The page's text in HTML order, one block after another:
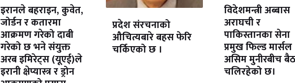
इरानले बहराइन, कुवेत,
जोर्डन र कतारमा
आक्रमण गरेको दाबी
गरेको छ भने संयुक्त
अरब इमिरेट्स (यूएई)ले
इरानी क्षेप्यास्त्र र ड्रोन
प्रदेश संरचनाको
औचित्यबारे बहस फेरि
चर्किएको छ ।
विदेशमन्त्री अब्बास
अराघची र
पाकिस्तानका सेना
प्रमुख फिल्ड मार्सल
असिम मुनीरबीच
चलिरहेको छ।